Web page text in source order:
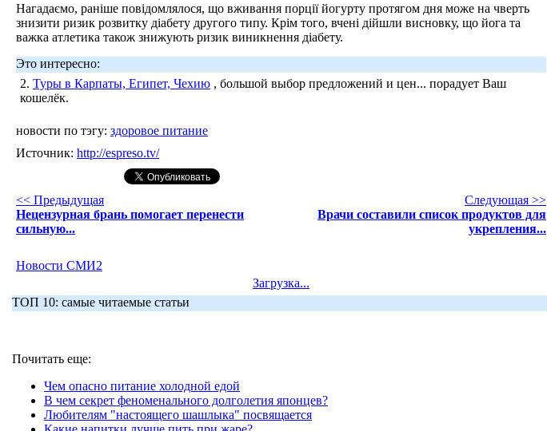
Нагадаємо, раніше повідомлялося, що вживання порції йогурту протягом дня може на чверть
знизити ризик розвитку діабету другого типу. Крім того, вчені дійшли висновку, що йога та
важка атлетика також знижують ризик виникнення діабету.
Это интересно:
2. Туры в Карпаты, Египет, Чехию , большой выбор предложений и цен... порадует Ваш
кошелёк.
новости по тэгу: здоровое питание
Источник: http://espreso.tv/
<< Предыдущая
Нецензурная брань помогает перенести
сильную...
Следующая >>
Врачи составили список продуктов для
укрепления...
Новости СМИ2
Загрузка...
ТОП 10: самые читаемые статьи
Почитать еще:
Чем опасно питание холодной едой
В чем секрет феноменального долголетия японцев?
Любителям "настоящего шашлыка" посвящается